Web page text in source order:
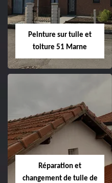
Peinture sur tuile et
toiture 51 Marne
Peinture sur tuile
et toiture 51
Marne
Réparation et
changement de tuile de